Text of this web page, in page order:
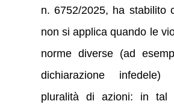
n. 6752/2025, ha stabilito
non si applica quando le
norme diverse (ad
dichiarazione infedele)
pluralità di azioni: in tal